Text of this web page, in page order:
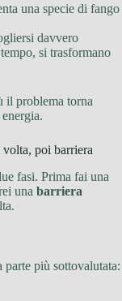
una specie di fango
davvero
si trasformano
il problema torna
poi barriera
fasi. Prima fai una
una barriera
parte più sottovalutata: